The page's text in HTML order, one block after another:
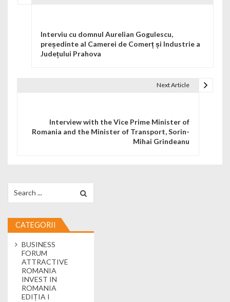
Interviu cu domnul Aurelian Gogulescu,
președinte al Camerei de Comerț și Industrie a
Județului Prahova
Next Article
Interview with the Vice Prime Minister of
Romania and the Minister of Transport, Sorin-
Mihai Grindeanu
CATEGORII
BUSINESS
FORUM
ATTRACTIVE
ROMANIA
INVEST IN
ROMANIA
EDIȚIA I